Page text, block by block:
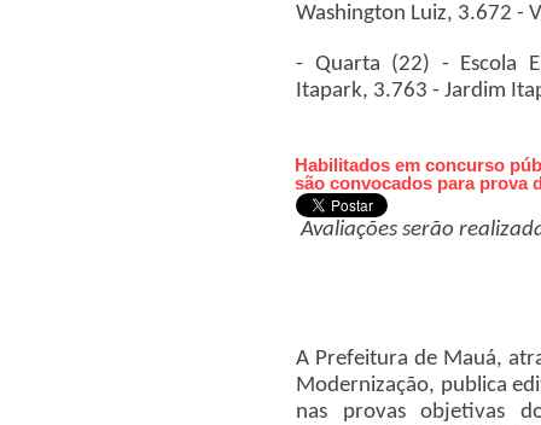
Washington Luiz, 3.672 -
- Quarta (22) - Escola
Itapark, 3.763 - Jardim
Habilitados em concurso
são convocados para prova
Avaliações serão
A Prefeitura de Mauá,
Modernização, publica
nas provas objetivas